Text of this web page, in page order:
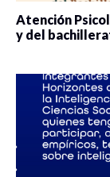
Atención
y del